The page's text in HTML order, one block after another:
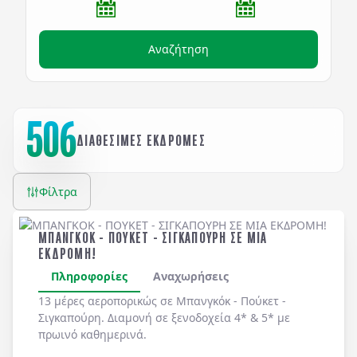
Αναζήτηση
506ΔΙΑΘΕΣΙΜΕΣ ΕΚΔΡΟΜΕΣ
Φίλτρα
ΜΠΑΝΓΚΟΚ - ΠΟΥΚΕΤ - ΣΙΓΚΑΠΟΥΡΗ ΣΕ ΜΙΑ
ΕΚΔΡΟΜΗ!
Πληροφορίες
Αναχωρήσεις
13 μέρες αεροπορικώς σε Μπανγκόκ - Πούκετ -
Σιγκαπούρη. Διαμονή σε ξενοδοχεία 4* & 5* με
πρωινό καθημερινά.